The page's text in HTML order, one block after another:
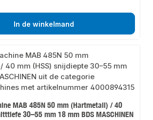
In de winkelmand
MAB 485N 50 mm (Hartmetall) / 40
30–55 mm 18 mm BDS MASCHINEN